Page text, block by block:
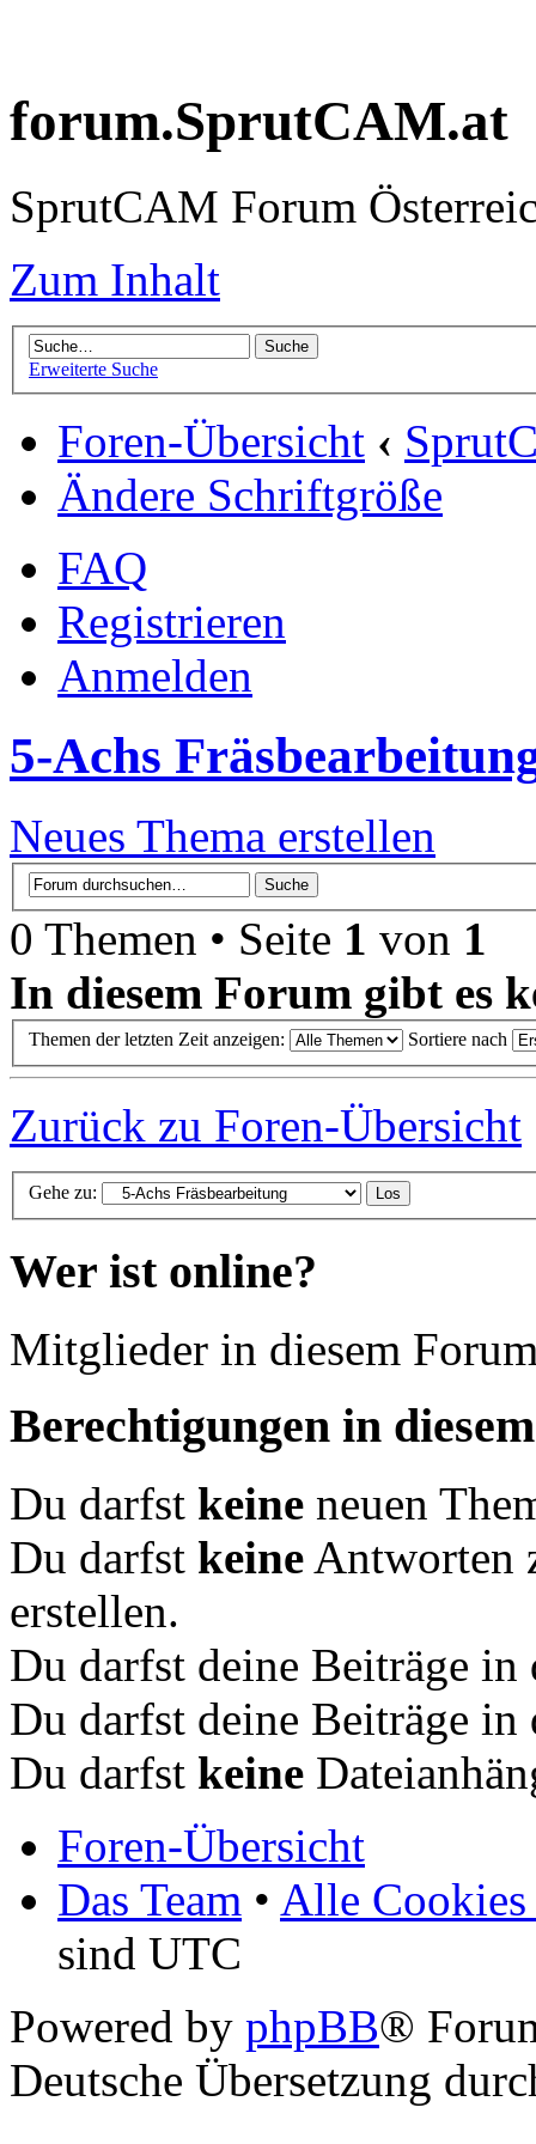
forum.SprutCAM.at
SprutCAM Forum
Zum Inhalt
Erweiterte Suche
Foren-Übersicht ‹
Ändere Schriftgröße
FAQ
Registrieren
Anmelden
5-Achs
Neues Thema erstellen
0 Themen • Seite 1 von 1
In diesem Forum gibt es
Themen der letzten Zeit anzeigen: Sortiere nach
Zurück zu Foren-Übersicht
Gehe zu:
Wer ist online?
Mitglieder in diesem
Berechtigungen in
Du darfst keine neuen
Du darfst keine Antworten
erstellen.
Du darfst deine Beiträge
Du darfst deine Beiträge
Du darfst keine
Foren-Übersicht
Das Team • Alle Cookies
sind UTC
Powered by phpBB®
Deutsche Übersetzung